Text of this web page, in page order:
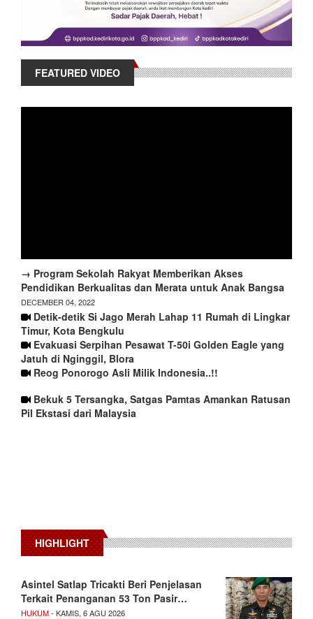
FEATURED VIDEO
→ Program Sekolah Rakyat Memberikan Akses
Pendidikan Berkualitas dan Merata untuk Anak Bangsa
DECEMBER 04, 2022
Detik-detik Si Jago Merah Lahap 11 Rumah di Lingkar
Timur, Kota Bengkulu
Evakuasi Serpihan Pesawat T-50i Golden Eagle yang
Jatuh di Nginggil, Blora
Reog Ponorogo Asli Milik Indonesia..!!
Bekuk 5 Tersangka, Satgas Pamtas Amankan Ratusan
Pil Ekstasi dari Malaysia
HIGHLIGHT
Asintel Satlap Tricakti Beri Penjelasan
Terkait Penanganan 53 Ton Pasir…
HUKUM- KAMIS, 6 AGU 2026